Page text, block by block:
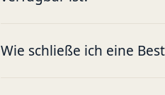
Wie schließe ich eine